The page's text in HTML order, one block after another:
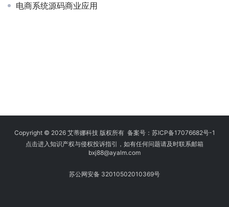
电商系统源码商业应用
Copyright © 2026 艾蒂娜科技 版权所有 备案号： 苏ICP备17076682号-1
点击进入知识产权与侵权投诉指引，如有任何问题请及时联系邮箱
bxj88@ayalm.com
苏公网安备 32010502010369号